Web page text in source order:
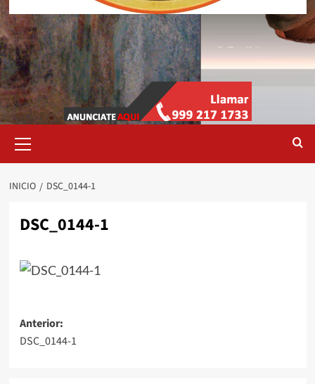
primario
INICIO DSC_0144-1
DSC_0144-1
Navegación
de
Anterior:
DSC_0144-1